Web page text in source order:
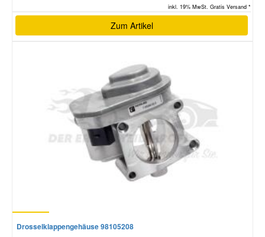
inkl. 19% MwSt. Gratis Versand *
Zum Artikel
Drosselklappengehäuse 98105208